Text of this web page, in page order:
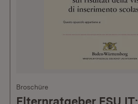
Broschüre